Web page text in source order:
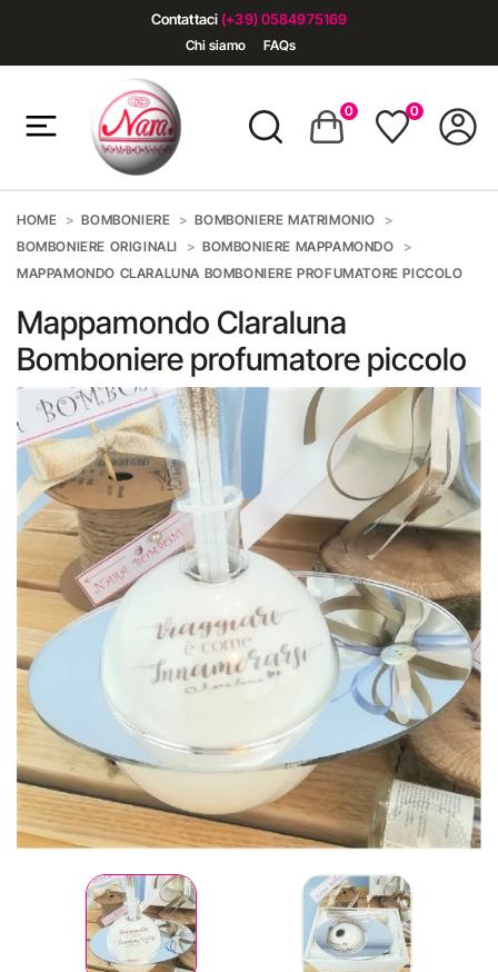
Contattaci (+39) 0584975169
Chi siamo FAQs
0 0
HOME BOMBONIERE
BOMBONIERE MATRIMONIO
BOMBONIERE ORIGINALI
BOMBONIERE MAPPAMONDO
MAPPAMONDO CLARALUNA BOMBONIERE PROFUMATORE PICCOLO
Mappamondo Claraluna
Bomboniere profumatore piccolo